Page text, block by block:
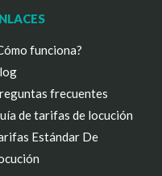
funciona?
frecuentes
de tarifas de locución
Estándar De